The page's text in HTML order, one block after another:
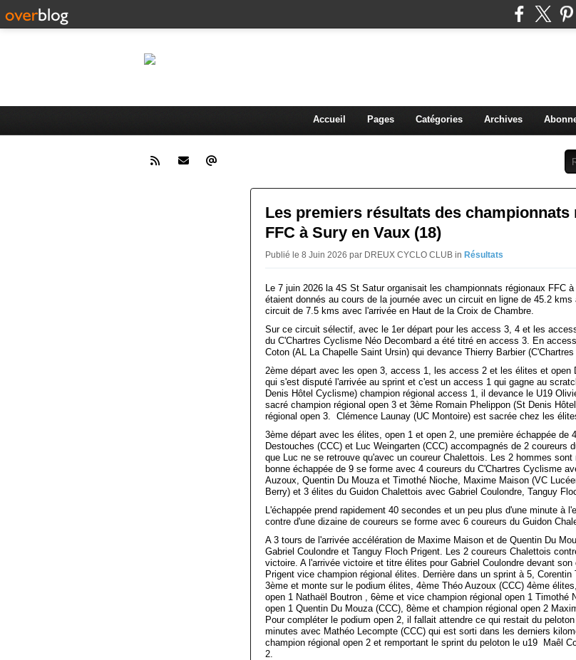
Accueil Pages Catégories Archives
Les premiers résultats des championnats
FFC à Sury en Vaux (18)
Publié le 8 Juin 2026 par DREUX CYCLO CLUB in Résultats
Le 7 juin 2026 la 4S St Satur organisait les championnats régionaux FFC
étaient donnés au cours de la journée avec un circuit en ligne de 45.2
circuit de 7.5 kms avec l'arrivée en Haut de la Croix de Chambre.
Sur ce circuit sélectif, avec le 1er départ pour les access 3, 4 et les
du C'Chartres Cyclisme Néo Decombard a été titré en access 3. En
Coton (AL La Chapelle Saint Ursin) qui devance Thierry Barbier
2ème départ avec les open 3, access 1, les access 2 et les élites et open
qui s'est disputé l'arrivée au sprint et c'est un access 1 qui gagne au
Denis Hôtel Cyclisme) champion régional access 1, il devance le U19
sacré champion régional open 3 et 3ème Romain Phelippon (St Denis
régional open 3. Clémence Launay (UC Montoire) est sacrée chez les
3ème départ avec les élites, open 1 et open 2, une première échappée de
Destouches (CCC) et Luc Weingarten (CCC) accompagnés de 2 coureurs
que Luc ne se retrouve qu'avec un coureur Chalettois. Les 2 hommes
bonne échappée de 9 se forme avec 4 coureurs du C'Chartres Cyclisme
Auzoux, Quentin Du Mouza et Timothé Nioche, Maxime Maison (VC
Berry) et 3 élites du Guidon Chalettois avec Gabriel Coulondre, Tanguy
L'échappée prend rapidement 40 secondes et un peu plus d'une minute à
contre d'une dizaine de coureurs se forme avec 6 coureurs du Guidon
A 3 tours de l'arrivée accélération de Maxime Maison et de Quentin Du
Gabriel Coulondre et Tanguy Floch Prigent. Les 2 coureurs Chalettois
victoire. A l'arrivée victoire et titre élites pour Gabriel Coulondre devant son
Prigent vice champion régional élites. Derrière dans un sprint à 5, Corentin
3ème et monte sur le podium élites, 4ème Théo Auzoux (CCC) 4ème
open 1 Nathaël Boutron , 6ème et vice champion régional open 1 Timothé
open 1 Quentin Du Mouza (CCC), 8ème et champion régional open 2
Pour compléter le podium open 2, il fallait attendre ce qui restait du
minutes avec Mathéo Lecompte (CCC) qui est sorti dans les derniers
champion régional open 2 et remportant le sprint du peloton le u19 Maêl
2.